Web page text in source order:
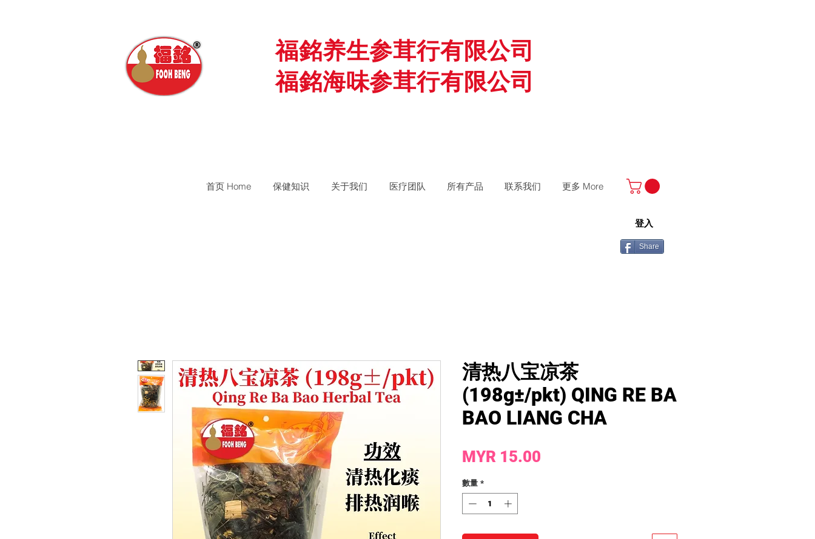
福銘养生参茸行有限公司
福銘海味参茸行有限公司
首页 Home 保健知识 关于我们 医疗团队 所有产品 联系我们 更多 More
登入
Share
清热八宝凉茶
(198g±/pkt) QING RE BA
BAO LIANG CHA
MYR 15.00
數量 *